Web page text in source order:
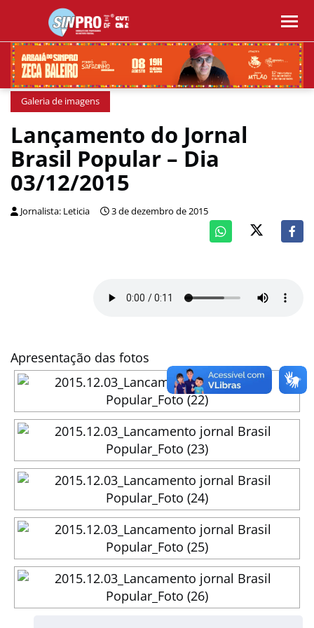
Galeria de imagens
Lançamento do Jornal
Brasil Popular – Dia
03/12/2015
Jornalista: Leticia 3 de dezembro de 2015
Apresentação das fotos